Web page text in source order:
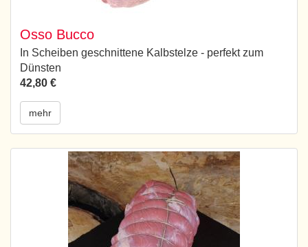
Osso Bucco
In Scheiben geschnittene Kalbstelze - perfekt zum
Dünsten
42,80 €
mehr